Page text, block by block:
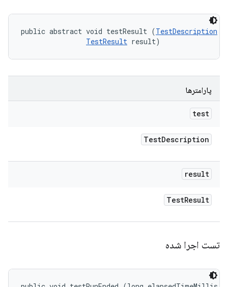
public abstract void testResult (TestDescription
TestResult result)
پارامترها
test
TestDescription
result
TestResult
تست اجرا شده